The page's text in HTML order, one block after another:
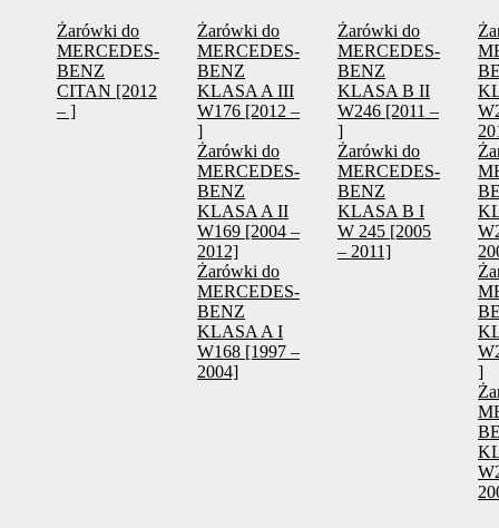
Żarówki do
MERCEDES-
BENZ
CITAN [2012
– ]
Żarówki do
MERCEDES-
BENZ
KLASA A III
W176 [2012 –
]
Żarówki do
MERCEDES-
BENZ
KLASA A II
W169 [2004 –
2012]
Żarówki do
MERCEDES-
BENZ
KLASA A I
W168 [1997 –
2004]
Żarówki do
MERCEDES-
BENZ
KLASA B II
W246 [2011 –
]
Żarówki do
MERCEDES-
BENZ
KLASA B I
W 245 [2005
– 2011]
]